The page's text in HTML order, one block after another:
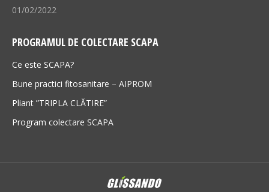
01/02/2022
PROGRAMUL DE COLECTARE SCAPA
Ce este SCAPA?
Bune practici fitosanitare – AIPROM
Pliant ”TRIPLA CLĂTIRE”
Program colectare SCAPA